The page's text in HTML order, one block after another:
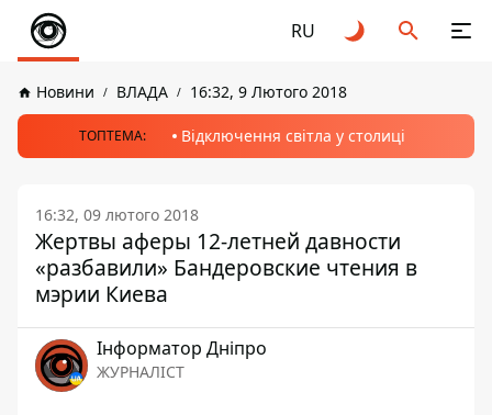
RU
Новини ВЛАДА 16:32, 9 Лютого 2018
ТОПТЕМА: Відключення світла у столиці
16:32, 09 лютого 2018
Жертвы аферы 12-летней давности
«разбавили» Бандеровские чтения в
мэрии Киева
Інформатор Дніпро
ЖУРНАЛІСТ